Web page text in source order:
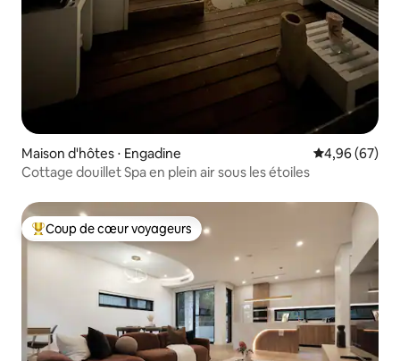
Maison d'hôtes ⋅ Engadine Évaluation
4,96 (67)
Cottage douillet Spa en plein air sous les étoiles
Coups de cœur voyageurs les plus appréciés
Coup de cœur voyageurs